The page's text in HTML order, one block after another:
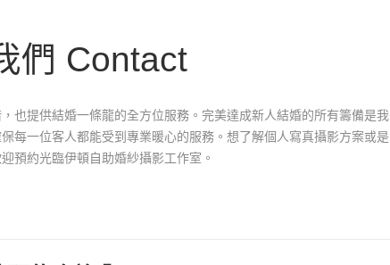
們 Contact
也提供結婚一條龍的全方位服務。完美達成新人結婚的所有籌備是我
每一位客人都能受到專業暖心的服務。想了解個人寫真攝影方案或是
預約光臨伊頓自助婚紗攝影工作室。